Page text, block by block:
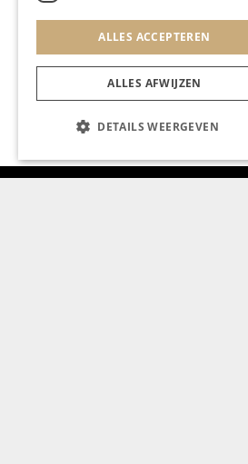
ALLES ACCEPTEREN
ALLES AFWIJZEN
DETAILS WEERGEVEN